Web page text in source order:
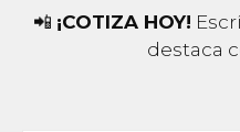
📲 ¡COTIZA HOY!
destaca